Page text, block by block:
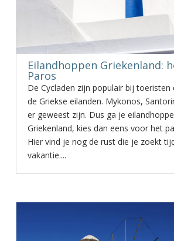
Eilandhoppen Griekenland:
Paros
De Cycladen zijn populair bij toeristen
de Griekse eilanden. Mykonos,
er geweest zijn. Dus ga je
Griekenland, kies dan eens voor het
Hier vind je nog de rust die je zoekt
vakantie....